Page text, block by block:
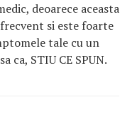
deoarece aceasta
si este foarte
tale cu un
ca, STIU CE SPUN.